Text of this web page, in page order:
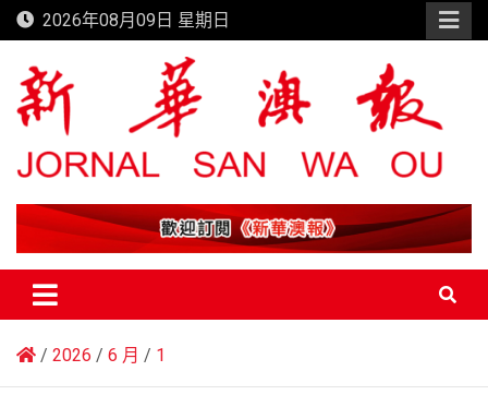
Skip
to
content
2026年08月09日 星期日
新華澳報
2026 6 月 1